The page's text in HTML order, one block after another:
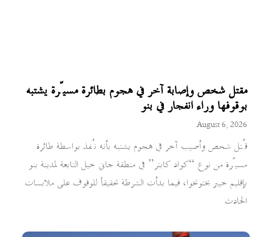
مقتل شخص وإصابة آخر في هجوم بطائرة مسيّرة يشتبه
بوقوفها وراء انفجار في بنو
August 6, 2026
قُتل شخص وأصيب آخر في هجوم يشتبه بأنه نُفذ بواسطة طائرة
مسيّرة من نوع “كواد كابتر” في منطقة جاني خيل التابعة لمدينة بنو
بإقليم خيبر بختونخوا، فيما بدأت الشرطة تحقيقاً للوقوف على ملابسات
الحادث